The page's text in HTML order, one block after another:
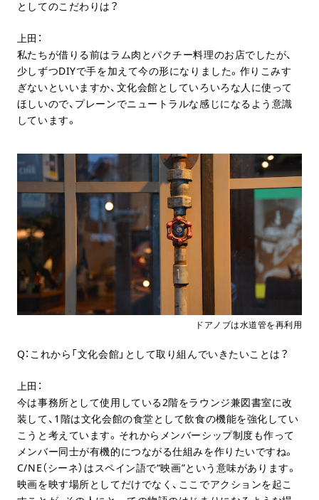
としてのこだわりは？
上田：
私たちが借りる前はラム肉とパクチー料理のお店でしたが、
少しずつDIYで手を加えて今の形になりました。作りこみす
ぎないといいますか、文化会館としていろいろな人に使って
ほしいので、プレーンでニュートラルな感じになるよう意識
しています。
ドアノブは水道管を再利用
Q：これから「文化会館」として取り組んでいきたいことは？
上田：
今は事務所として使用している2階をラウンジ兼図書室に改
装して、1階は文化会館の食堂として飲食の機能を強化してい
こうと考えています。それからメンバーシップ制度も作って
メンバー同士が有機的につながる仕組みを作りたいですね。
C/NE（シーネ）はスペイン語で“映画”という意味があります。
映画を映す場所としてだけでなく、ここでアクションを起こ